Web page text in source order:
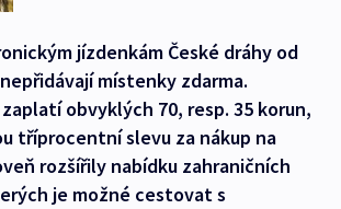
jízdenkám České dráhy od
místenky zdarma.
obvyklých 70, resp. 35 korun,
tříprocentní slevu za nákup na
rozšířily nabídku zahraničních
je možné cestovat s